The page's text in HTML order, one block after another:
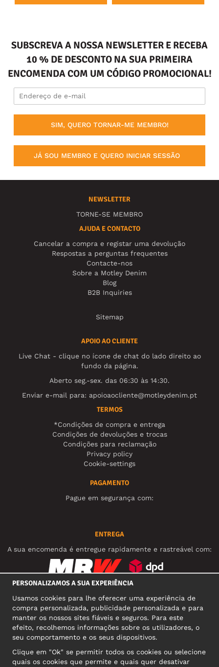
SUBSCREVA A NOSSA NEWSLETTER E RECEBA
10 % DE DESCONTO NA SUA PRIMEIRA
ENCOMENDA COM UM CÓDIGO PROMOCIONAL!
SIM, QUERO TORNAR-ME MEMBRO!
JÁ SOU MEMBRO E QUERO INICIAR SESSÃO
NEWSLETTER
TORNE-SE MEMBRO
AJUDA E CONTACTO
Cancelar a compra e registar uma devolução
Respostas a perguntas frequentes
Contacte-nos
Sobre a Motley Denim
Blog
B2B Inquiries
Sitemap
APOIO AO CLIENTE
Live Chat - clique no ícone de chat do lado direito ao
fundo da página.
Aberto seg.-sex. das 06:30 às 14:30.
Enviar e-mail para: apoioaocliente@motleydenim.pt
TERMOS
*Condições de compra e entrega
Condições de devoluções e trocas
Condições para reclamação
Privacy policy
Cookie-settings
PAGAMENTO
Pague em segurança com:
ENTREGA
A sua encomenda é entregue rapidamente e rastreável com:
MORADA COMERCIAL
Narva mnt 5, EE-10117 Tallinn
Reg: 12356245
PERSONALIZAMOS A SUA EXPERIÊNCIA
Usamos cookies para lhe oferecer uma experiência de
compra personalizada, publicidade personalizada e para
manter os nossos sites fiáveis e seguros. Para este
efeito, recolhemos informações sobre os utilizadores, o
seu comportamento e os seus dispositivos.
Clique em "Ok" se permitir todos os cookies ou selecione
quais os cookies que permite e quais quer desativar